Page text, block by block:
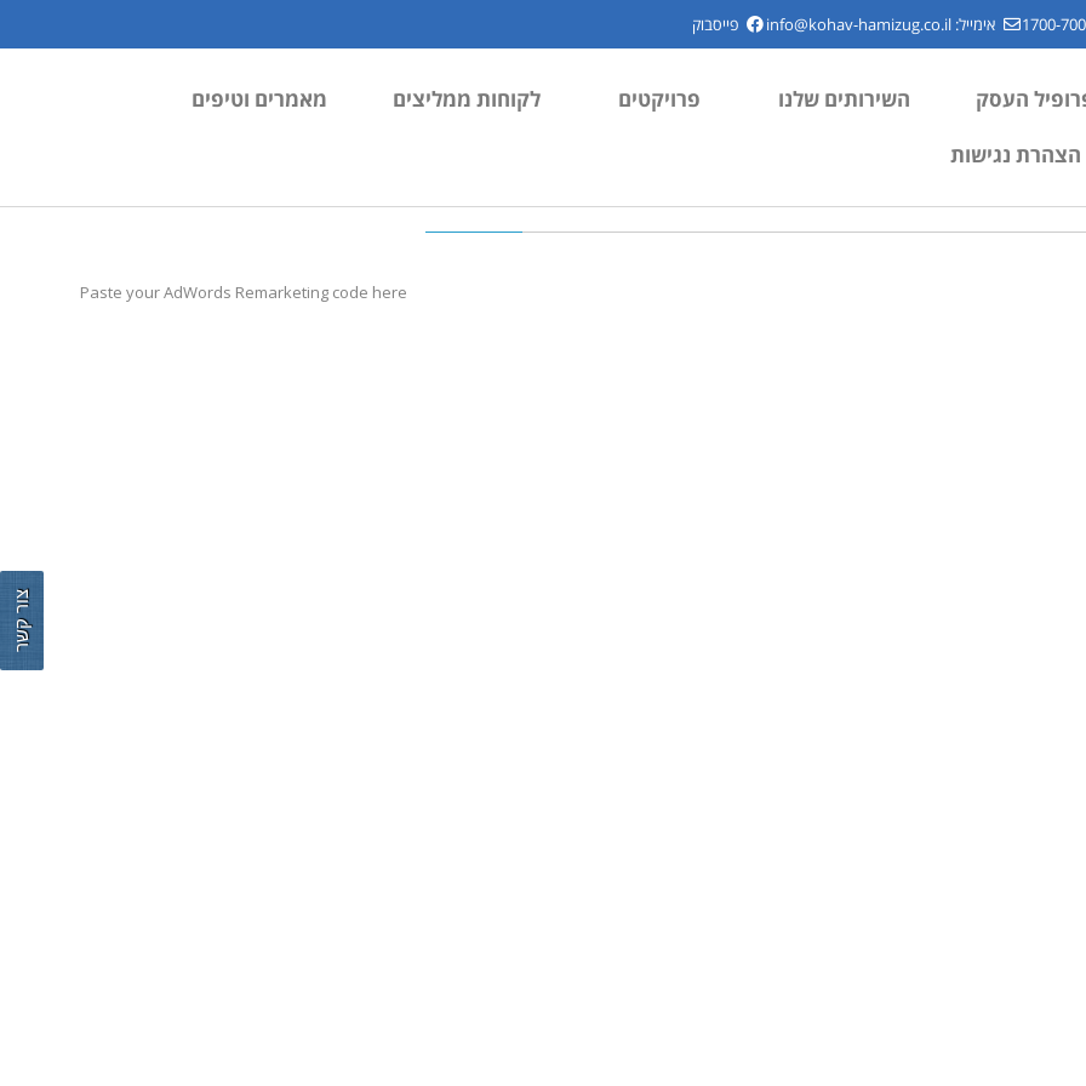
אימייל:info@kohav-hamizug.co.il פייסבוק
העסק השירותים שלנו פרויקטים לקוחות ממליצים
מאמרים וטיפים
הצהרת נגישות
Paste your AdWords Remarketing code here
צור קשר